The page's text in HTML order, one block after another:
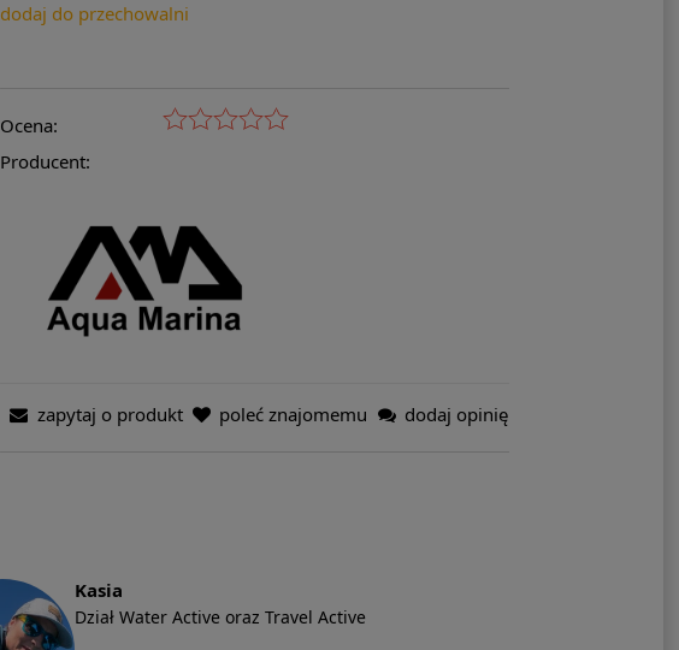
dodaj do przechowalni
Ocena:
Producent:
zapytaj o produkt poleć znajomemu dodaj opinię
Kasia
Dział Water Active oraz Travel Active